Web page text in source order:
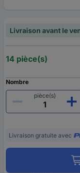
Livraison avant le
14 pièce(s)
Nombre
pièce(s)
Livraison gratuite avec